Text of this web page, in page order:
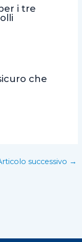
i tre
che
successivo →